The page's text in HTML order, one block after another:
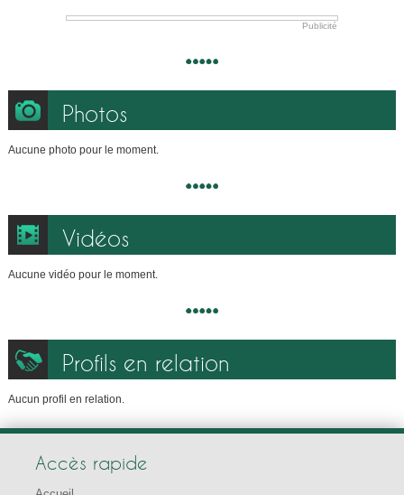
Publicité
Photos
Aucune photo pour le moment.
Vidéos
Aucune vidéo pour le moment.
Profils en relation
Aucun profil en relation.
Accès rapide